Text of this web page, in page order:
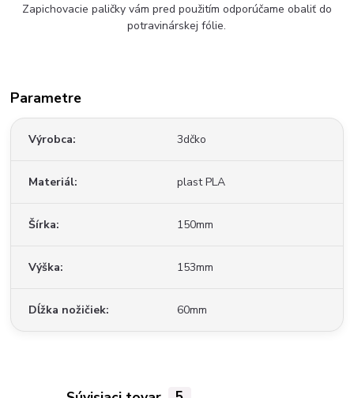
Zapichovacie paličky vám pred použitím odporúčame obaliť do
potravinárskej fólie.
Parametre
Výrobca 3dčko
Materiál plast PLA
Šírka 150mm
Výška 153mm
Dĺžka nožičiek 60mm